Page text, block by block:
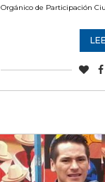
Orgánico de Participación